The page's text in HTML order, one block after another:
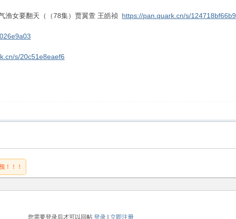
渔女要翻天（（78集）贾翼萱 王皓祯 https://pan.quark.cn/s/124718bf66b9
s/20c51e8eaef6
！！！
您需要登录后才可以回帖 登录| 立即注册